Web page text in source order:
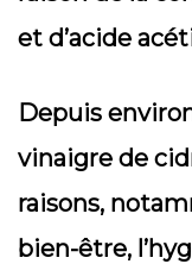
et d’acide
Depuis
vinaigre de
raisons,
bien-être,